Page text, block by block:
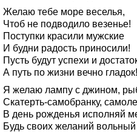
Желаю тебе море веселья,
Чтоб не подводило везенье!
Поступки красили мужские
И будни радость приносили!
Пусть будут успехи и
А путь по жизни вечно гладок!
Я желаю лампу с джином,
Скатерть-самобранку,
В день рожденья исполняй
Будь своих желаний